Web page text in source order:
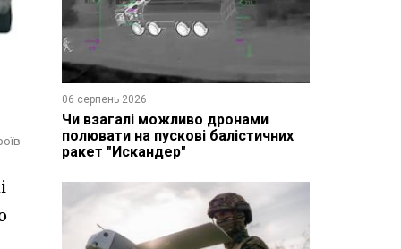
06 серпень 2026
Чи взагалі можливо дронами
полювати на пускові балістичних
ракет "Искандер"